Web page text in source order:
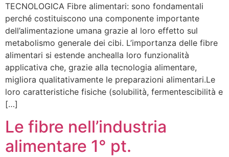
TECNOLOGICA Fibre alimentari: sono fondamentali
perché costituiscono una componente importante
dell’alimentazione umana grazie al loro effetto sul
metabolismo generale dei cibi. L’importanza delle fibre
alimentari si estende anchealla loro funzionalità
applicativa che, grazie alla tecnologia alimentare,
migliora qualitativamente le preparazioni alimentari.Le
loro caratteristiche fisiche (solubilità, fermentescibilità e
[…]
Le fibre nell’industria
alimentare 1° pt.